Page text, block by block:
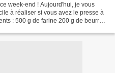
week-end ! Aujourd'hui, je vous
à réaliser si vous avez le presse à
: 500 g de farine 200 g de beurre